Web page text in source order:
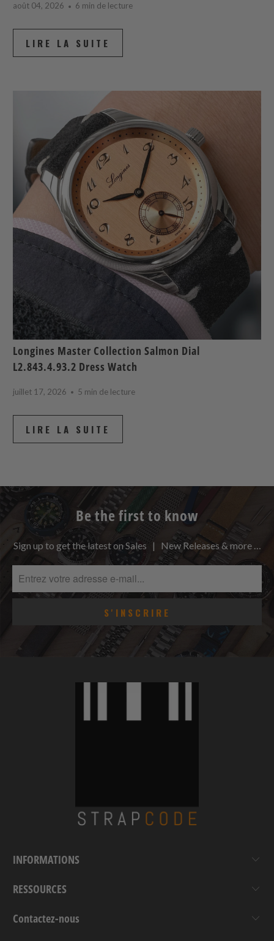
août 04, 2026 6 min de lecture
LIRE LA SUITE
Longines Master Collection Salmon Dial
L2.843.4.93.2 Dress Watch
juillet 17, 2026 5 min de lecture
LIRE LA SUITE
Be the first to know
Sign up to get the latest on Sales | New Releases & more …
INFORMATIONS
RESSOURCES
Contactez-nous